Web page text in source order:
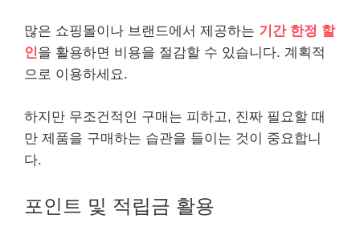
많은 쇼핑몰이나 브랜드에서 제공하는 기간 한정 할
인을 활용하면 비용을 절감할 수 있습니다. 계획적
으로 이용하세요.
하지만 무조건적인 구매는 피하고, 진짜 필요할 때
만 제품을 구매하는 습관을 들이는 것이 중요합니
다.
포인트 및 적립금 활용